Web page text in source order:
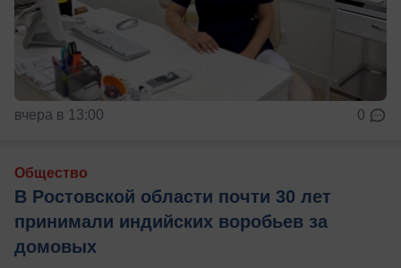
вчера в 13:00 0
Общество
В Ростовской области почти 30 лет
принимали индийских воробьев за
домовых